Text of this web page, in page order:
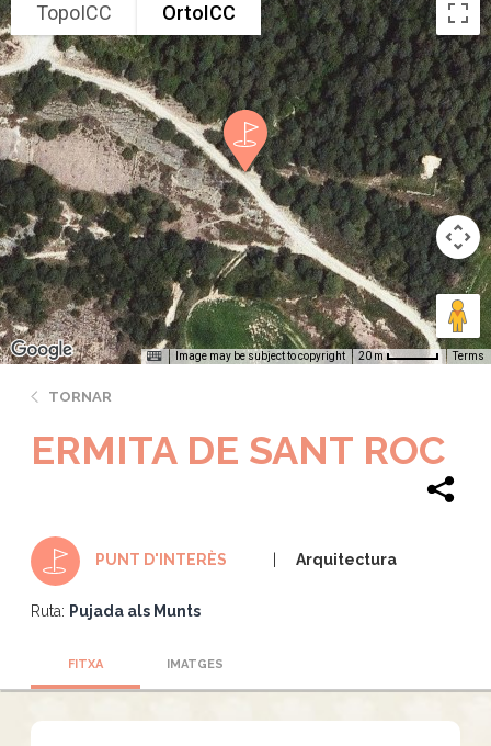
TopoICC OrtoICC
Image may be subject to copyright 20 m Terms
TORNAR
ERMITA DE SANT ROC
PUNT D'INTERÈS Arquitectura
Ruta: Pujada als Munts
FITXA IMATGES